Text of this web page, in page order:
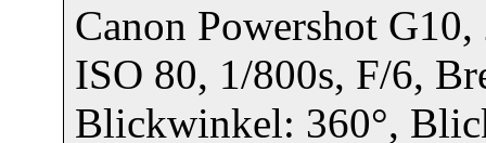
Canon Powershot
ISO 80, 1/800s, F/6,
Blickwinkel: 360°,